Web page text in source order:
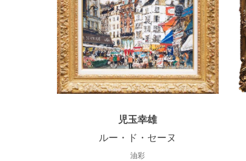
児玉幸雄
ルー・ド・セーヌ
油彩